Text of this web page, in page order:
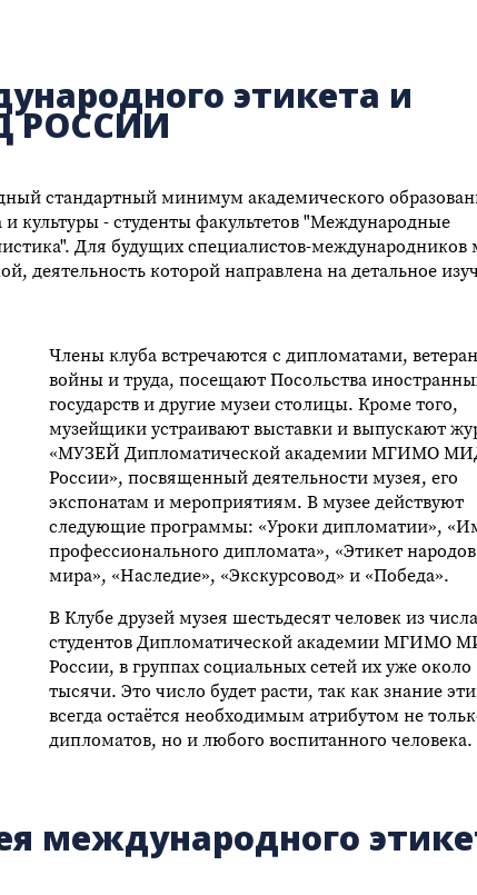
этикета и
РОССИИ
стандартный минимум академического
культуры - студенты факультетов "Международные
Для будущих специалистов-международников
деятельность которой направлена на детальное
Члены клуба встречаются с дипломатами,
войны и труда, посещают Посольства
государств и другие музеи столицы. Кроме того,
музейщики устраивают выставки и выпускают
«МУЗЕЙ Дипломатической академии МГИМО
России», посвященный деятельности музея, его
экспонатам и мероприятиям. В музее действуют
следующие программы: «Уроки дипломатии»,
профессионального дипломата», «Этикет народов
мира», «Наследие», «Экскурсовод» и «Победа».
В Клубе друзей музея шестьдесят человек из числа
студентов Дипломатической академии МГИМО
России, в группах социальных сетей их уже около
тысячи. Это число будет расти, так как знание
всегда остаётся необходимым атрибутом не
дипломатов, но и любого воспитанного человека.
международного